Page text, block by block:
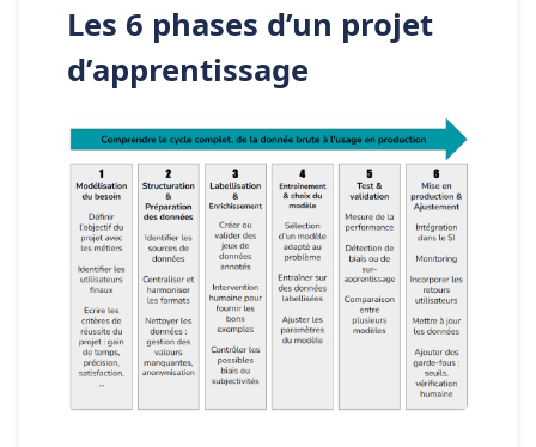
Les 6 phases d’un projet
d’apprentissage